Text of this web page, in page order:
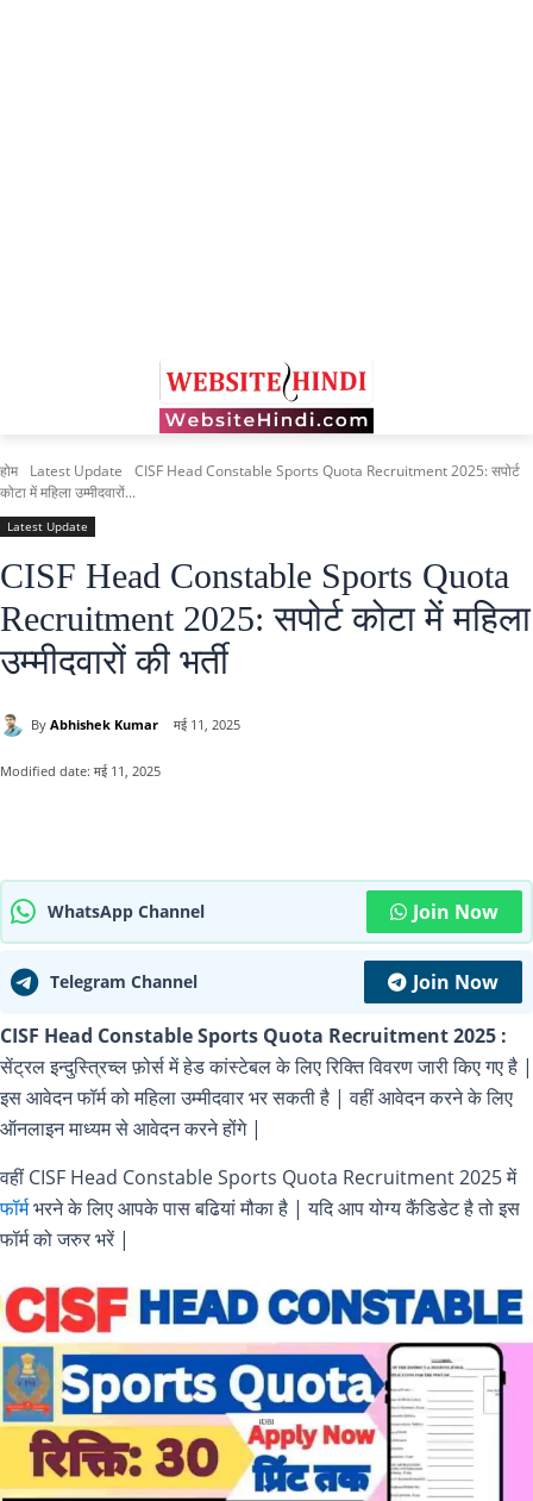
होम Latest Update
CISF Head Constable Sports Quota Recruitment 2025: सपोर्ट
कोटा में महिला उम्मीदवारों...
Latest Update
CISF Head Constable Sports Quota
Recruitment 2025: सपोर्ट कोटा में महिला
उम्मीदवारों की भर्ती
By Abhishek Kumar मई 11, 2025
Modified date: मई 11, 2025
WhatsApp Channel Join Now
Telegram Channel Join Now
CISF Head Constable Sports Quota Recruitment 2025 :
सेंट्रल इन्दुस्त्रिच्ल फ़ोर्स में हेड कांस्टेबल के लिए रिक्ति विवरण जारी किए गए है |
इस आवेदन फॉर्म को महिला उम्मीदवार भर सकती है | वहीं आवेदन करने के लिए
ऑनलाइन माध्यम से आवेदन करने होंगे |
वहीं CISF Head Constable Sports Quota Recruitment 2025 में
फॉर्मभरने के लिए आपके पास बढियां मौका है | यदि आप योग्य कैंडिडेट है तो इस
फॉर्म को जरुर भरें |